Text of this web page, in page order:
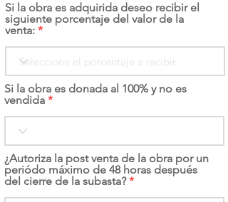
Si la obra es adquirida deseo recibir el
siguiente porcentaje del valor de la
venta:
Si la obra es donada al 100% y no es
vendida
¿Autoriza la post venta de la obra por un
periódo máximo de 48 horas después
del cierre de la subasta?